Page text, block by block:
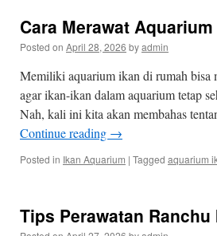
Cara Merawat
Posted on April 28, 2026 byadmin
Memiliki aquarium ikan di rumah bisa
agar ikan-ikan dalam aquarium tetap
Nah, kali ini kita akan membahas
Continue reading →
Posted in Ikan Aquarium | Tagged aquarium
Tips Perawatan